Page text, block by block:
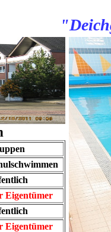
Eigentümer
Eigentümer